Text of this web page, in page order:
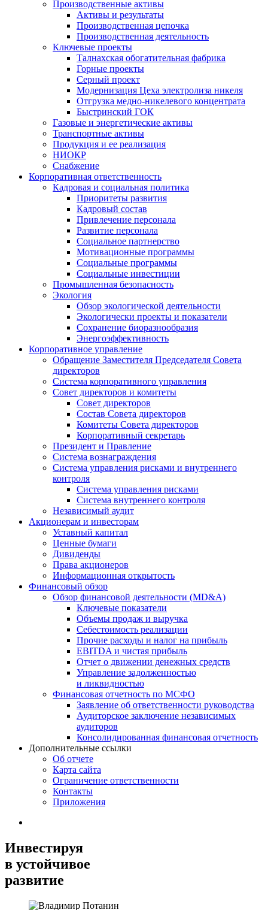
Производственные активы
Активы и результаты
Производственная цепочка
Производственная деятельность
Ключевые проекты
Талнахская обогатительная фабрика
Горные проекты
Серный проект
Модернизация Цеха электролиза никеля
Отгрузка медно-никелевого концентрата
Быстринский ГОК
Газовые и энергетические активы
Транспортные активы
Продукция и ее реализация
НИОКР
Снабжение
Корпоративная ответственность
Кадровая и социальная политика
Приоритеты развития
Кадровый состав
Привлечение персонала
Развитие персонала
Социальное партнерство
Мотивационные программы
Социальные программы
Социальные инвестиции
Промышленная безопасность
Экология
Обзор экологической деятельности
Экологически проекты и показатели
Сохранение биоразнообразия
Энергоэффективность
Корпоративное управление
Обращение Заместителя Председателя Совета
директоров
Система корпоративного управления
Совет директоров и комитеты
Совет директоров
Состав Совета директоров
Комитеты Совета директоров
Корпоративный секретарь
Президент и Правление
Система вознаграждения
Система управления рисками и внутреннего
контроля
Система управления рисками
Система внутреннего контроля
Независимый аудит
Акционерам и инвесторам
Уставный капитал
Ценные бумаги
Дивиденды
Права акционеров
Информационная открытость
Финансовый обзор
Обзор финансовой деятельности (MD&A)
Ключевые показатели
Объемы продаж и выручка
Себестоимость реализации
Прочие расходы и налог на прибыль
EBITDA и чистая прибыль
Отчет о движении денежных средств
Управление задолженностью
и ликвидностью
Финансовая отчетность по МСФО
Заявление об ответственности руководства
Аудиторское заключение независимых
аудиторов
Консолидированная финансовая отчетность
Дополнительные ссылки
Об отчете
Карта сайта
Ограничение ответственности
Контакты
Приложения
Инвестируя
в устойчивое
развитие